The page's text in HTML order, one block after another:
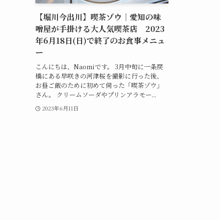
【堀川今出川】喫茶ゾウ｜愛知の味
噌屋が手掛ける大人気喫茶店 2023
年6月18日(日)で終了のお食事メニュ
ー
こんにちは、Naomiです。 3月中旬に一条戻
橋にある早咲きの河津桜を撮影に行った後、
お昼ご飯のために初めて伺った「喫茶ゾウ」
さん。 クリームソーダやプリンアラモー...
2023年6月11日